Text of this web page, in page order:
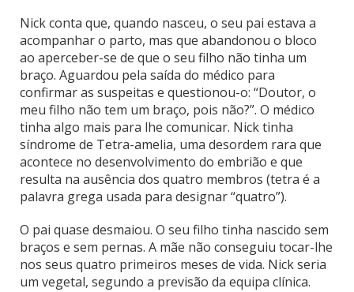
Nick conta que, quando nasceu, o seu pai estava a
acompanhar o parto, mas que abandonou o bloco
ao aperceber-se de que o seu filho não tinha um
braço. Aguardou pela saída do médico para
confirmar as suspeitas e questionou-o: “Doutor, o
meu filho não tem um braço, pois não?”. O médico
tinha algo mais para lhe comunicar. Nick tinha
síndrome de Tetra-amelia, uma desordem rara que
acontece no desenvolvimento do embrião e que
resulta na ausência dos quatro membros (tetra é a
palavra grega usada para designar “quatro”).
O pai quase desmaiou. O seu filho tinha nascido sem
braços e sem pernas. A mãe não conseguiu tocar-lhe
nos seus quatro primeiros meses de vida. Nick seria
um vegetal, segundo a previsão da equipa clínica.